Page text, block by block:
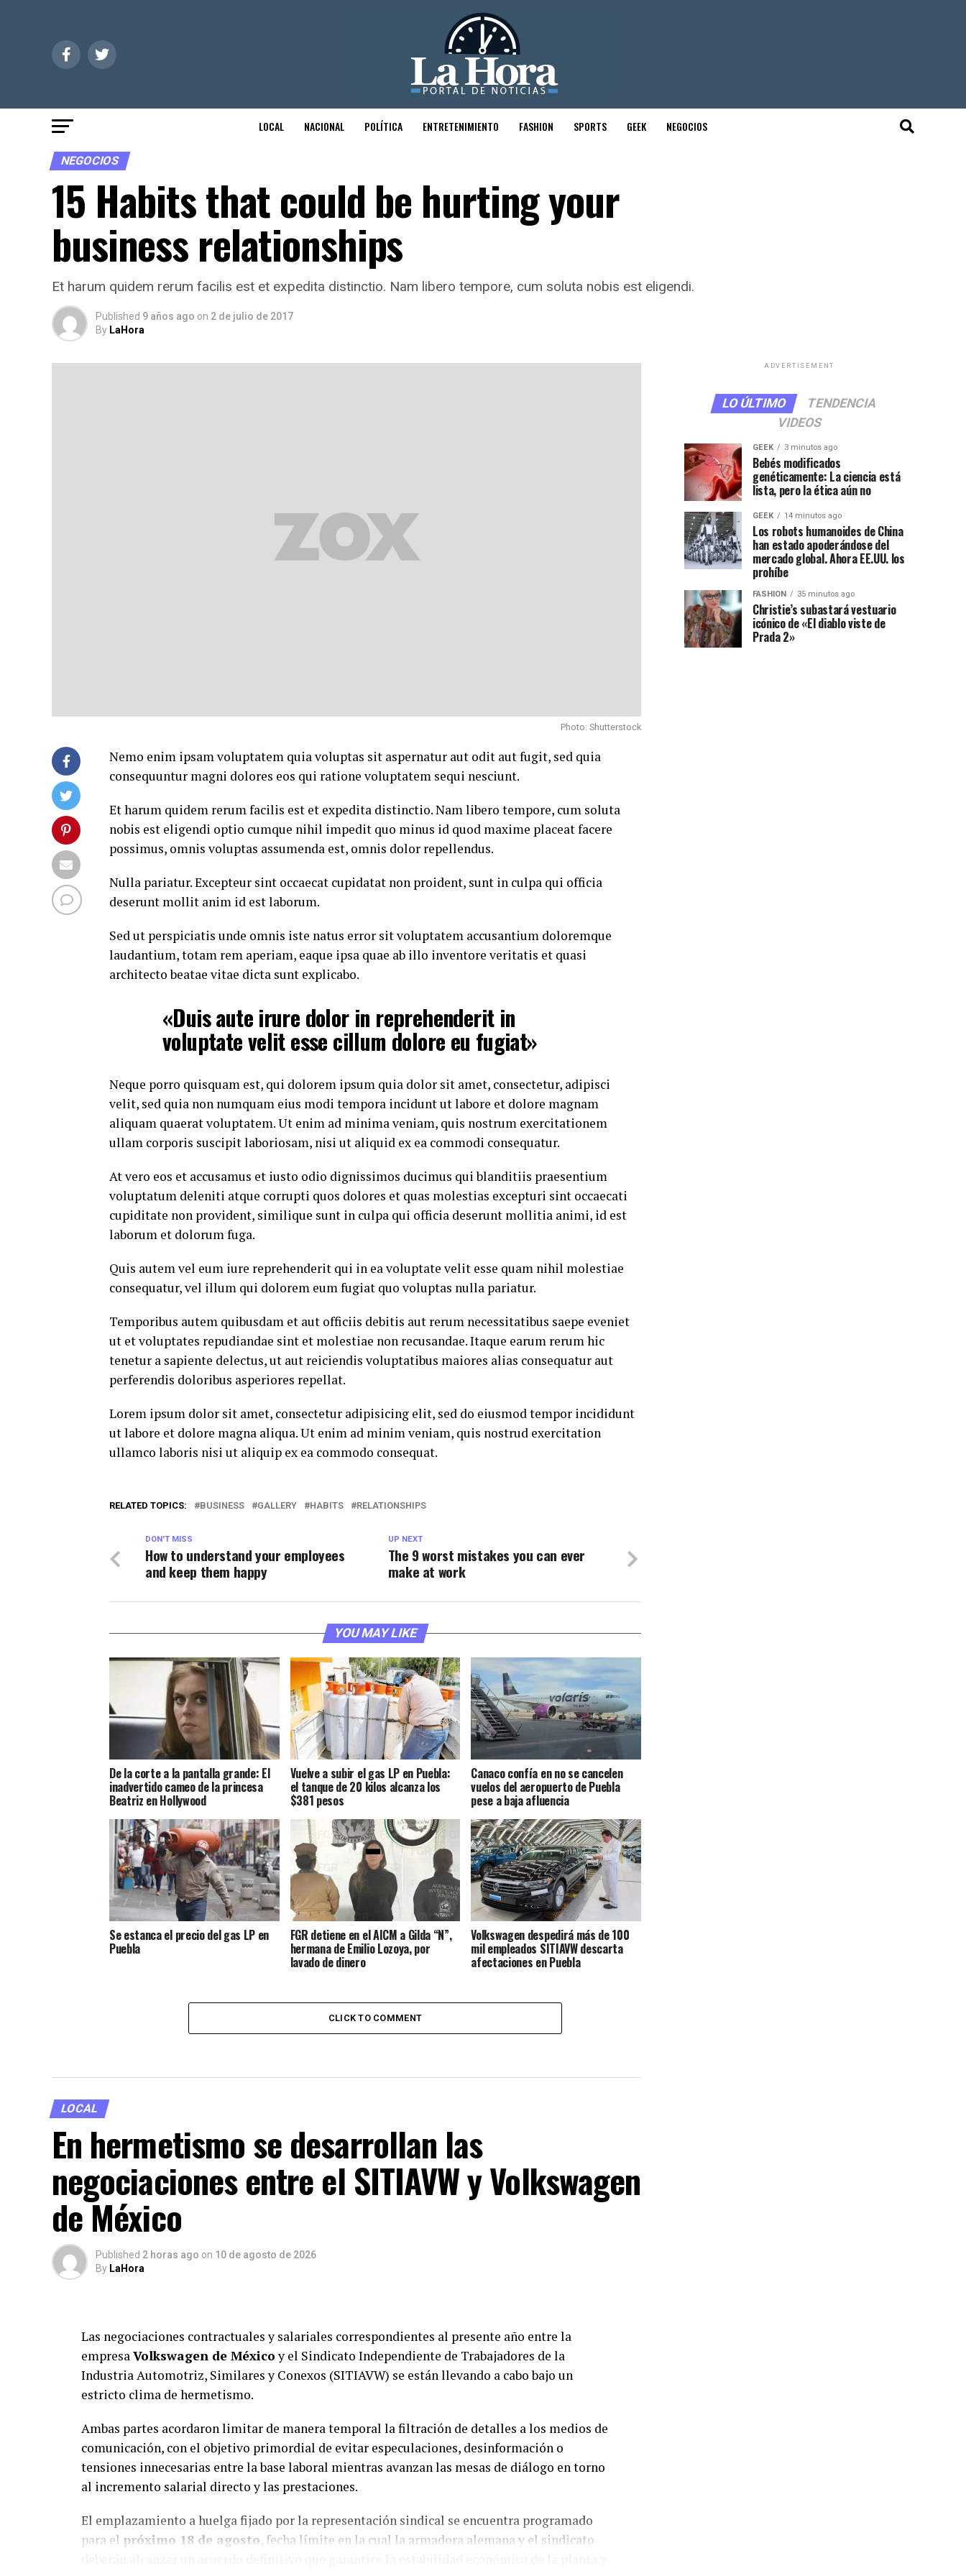
LOCAL NACIONAL POLÍTICA ENTRETENIMIENTO FASHION SPORTS GEEK NEGOCIOS
NEGOCIOS
15 Habits that could be hurting your
business relationships
Et harum quidem rerum facilis est et expedita distinctio. Nam libero tempore, cum soluta nobis est eligendi.
Published 9 años ago on 2 de julio de 2017
By LaHora
Photo: Shutterstock
Nemo enim ipsam voluptatem quia voluptas sit aspernatur aut odit aut fugit, sed quia
consequuntur magni dolores eos qui ratione voluptatem sequi nesciunt.
Et harum quidem rerum facilis est et expedita distinctio. Nam libero tempore, cum soluta
nobis est eligendi optio cumque nihil impedit quo minus id quod maxime placeat facere
possimus, omnis voluptas assumenda est, omnis dolor repellendus.
Nulla pariatur. Excepteur sint occaecat cupidatat non proident, sunt in culpa qui officia
deserunt mollit anim id est laborum.
Sed ut perspiciatis unde omnis iste natus error sit voluptatem accusantium doloremque
laudantium, totam rem aperiam, eaque ipsa quae ab illo inventore veritatis et quasi
architecto beatae vitae dicta sunt explicabo.
«Duis aute irure dolor in reprehenderit in
voluptate velit esse cillum dolore eu fugiat»
Neque porro quisquam est, qui dolorem ipsum quia dolor sit amet, consectetur, adipisci
velit, sed quia non numquam eius modi tempora incidunt ut labore et dolore magnam
aliquam quaerat voluptatem. Ut enim ad minima veniam, quis nostrum exercitationem
ullam corporis suscipit laboriosam, nisi ut aliquid ex ea commodi consequatur.
At vero eos et accusamus et iusto odio dignissimos ducimus qui blanditiis praesentium
voluptatum deleniti atque corrupti quos dolores et quas molestias excepturi sint occaecati
cupiditate non provident, similique sunt in culpa qui officia deserunt mollitia animi, id est
laborum et dolorum fuga.
Quis autem vel eum iure reprehenderit qui in ea voluptate velit esse quam nihil molestiae
consequatur, vel illum qui dolorem eum fugiat quo voluptas nulla pariatur.
Temporibus autem quibusdam et aut officiis debitis aut rerum necessitatibus saepe eveniet
ut et voluptates repudiandae sint et molestiae non recusandae. Itaque earum rerum hic
tenetur a sapiente delectus, ut aut reiciendis voluptatibus maiores alias consequatur aut
perferendis doloribus asperiores repellat.
Lorem ipsum dolor sit amet, consectetur adipisicing elit, sed do eiusmod tempor incididunt
ut labore et dolore magna aliqua. Ut enim ad minim veniam, quis nostrud exercitation
ullamco laboris nisi ut aliquip ex ea commodo consequat.
RELATED TOPICS: BUSINESS GALLERY HABITS RELATIONSHIPS
UP NEXT
The 9 worst mistakes you can ever
make at work
DON'T MISS
How to understand your employees
and keep them happy
YOU MAY LIKE
De la corte a la pantalla grande: El
inadvertido cameo de la princesa
Beatriz en Hollywood
Vuelve a subir el gas LP en Puebla:
el tanque de 20 kilos alcanza los
$381 pesos
Canaco confía en no se cancelen
vuelos del aeropuerto de Puebla
pese a baja afluencia
Se estanca el precio del gas LP en
Puebla
FGR detiene en el AICM a Gilda “N”,
hermana de Emilio Lozoya, por
lavado de dinero
Volkswagen despedirá más de 100
mil empleados SITIAVW descarta
afectaciones en Puebla
CLICK TO COMMENT
LOCAL
En hermetismo se desarrollan las
negociaciones entre el SITIAVW y Volkswagen
de México
Published 2 horas ago on 10 de agosto de 2026
By LaHora
Las negociaciones contractuales y salariales correspondientes al presente año entre la
empresaVolkswagen de Méxicoy el Sindicato Independiente de Trabajadores de la
Industria Automotriz, Similares y Conexos (SITIAVW) se están llevando a cabo bajo un
estricto clima de hermetismo.
Ambas partes acordaron limitar de manera temporal la filtración de detalles a los medios de
comunicación, con el objetivo primordial de evitar especulaciones, desinformación o
tensiones innecesarias entre la base laboral mientras avanzan las mesas de diálogo en torno
al incremento salarial directo y las prestaciones.
El emplazamiento a huelga fijado por la representación sindical se encuentra programado
para el próximo 18 de agosto, fecha límite en la cual la armadora alemana y el sindicato
ADVERTISEMENT
LO ÚLTIMO
TENDENCIA
VIDEOS
GEEK 3 minutos ago
Bebés modificados
genéticamente: La ciencia está
lista, pero la ética aún no
GEEK 14 minutos ago
Los robots humanoides de China
han estado apoderándose del
mercado global. Ahora EE.UU. los
prohíbe
FASHION 35 minutos ago
Christie’s subastará vestuario
icónico de «El diablo viste de
Prada 2»